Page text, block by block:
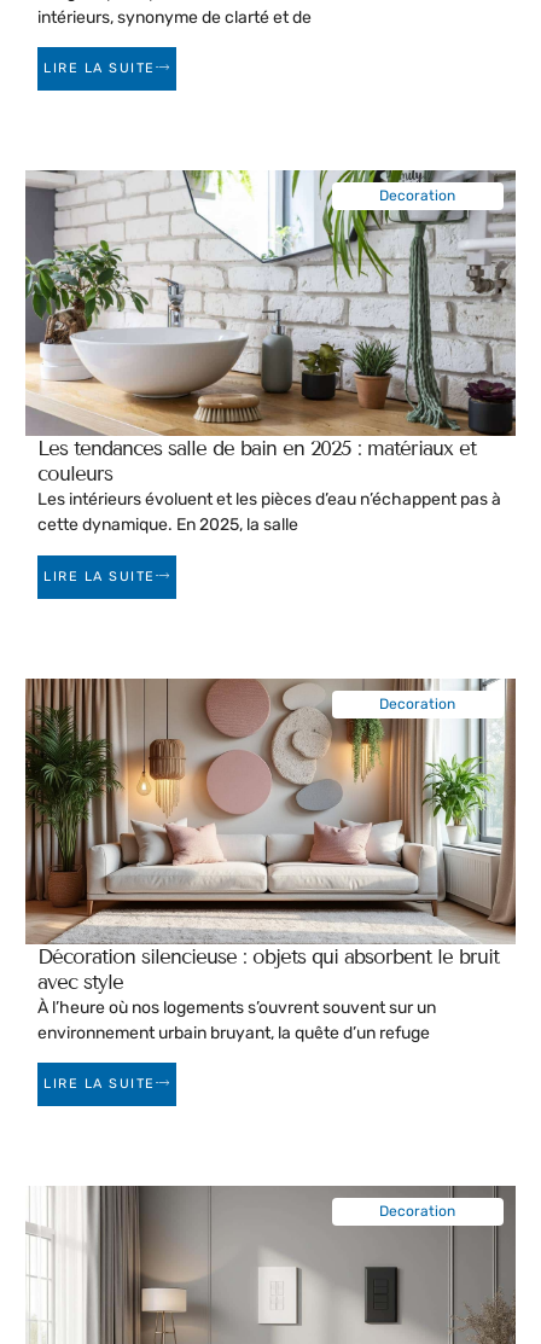
intérieurs, synonyme de clarté et de
LIRE LA SUITE
Les tendances salle de bain en 2025 : matériaux et
couleurs
Les intérieurs évoluent et les pièces d’eau n’échappent pas à
cette dynamique. En 2025, la salle
LIRE LA SUITE
Decoration
Décoration silencieuse : objets qui absorbent le bruit
avec style
À l’heure où nos logements s’ouvrent souvent sur un
environnement urbain bruyant, la quête d’un refuge
LIRE LA SUITE
Decoration
Decoration